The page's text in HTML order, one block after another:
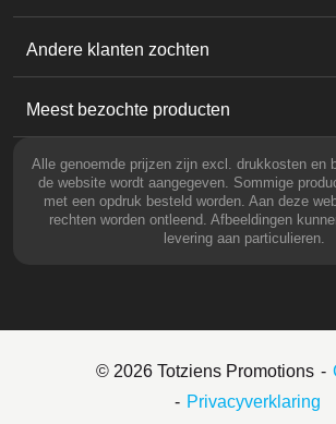
Andere klanten zochten
Meest bezochte producten
Alle genoemde prijzen zijn excl. drukkosten en
de website wordt aangegeven. Sommige
met een opdruk besteld worden. Aan deze
rechten worden ontleend. Afbeeldingen
levering aan particulieren.
© 2026 Totziens Promotions
Privacyverklaring